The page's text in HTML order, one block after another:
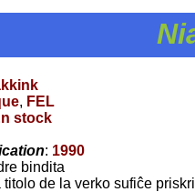
, FEL
stock
: 1990
bindita
titolo de la verko sufiĉe